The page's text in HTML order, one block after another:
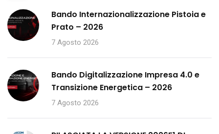
Bando Internazionalizzazione Pistoia e
Prato – 2026
7 Agosto 2026
Bando Digitalizzazione Impresa 4.0 e
Transizione Energetica – 2026
7 Agosto 2026